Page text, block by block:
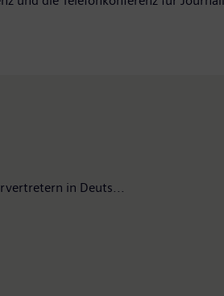
in Deuts...